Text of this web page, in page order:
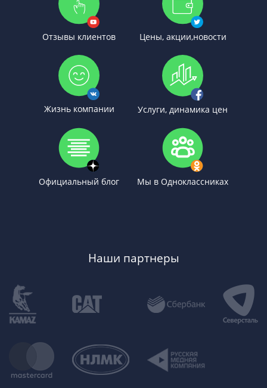
Отзывы клиентов Цены, акции,новости
Жизнь компании Услуги, динамика цен
Официальный блог Мы в Одноклассниках
Наши партнеры